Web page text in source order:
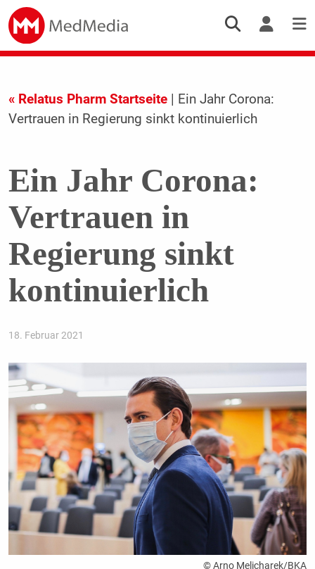
« Relatus Pharm Startseite| Ein Jahr Corona:
Vertrauen in Regierung sinkt kontinuierlich
Ein Jahr Corona:
Vertrauen in
Regierung sinkt
kontinuierlich
18. Februar 2021
© Arno Melicharek/BKA